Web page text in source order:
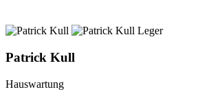
Patrick Kull
Hauswartung